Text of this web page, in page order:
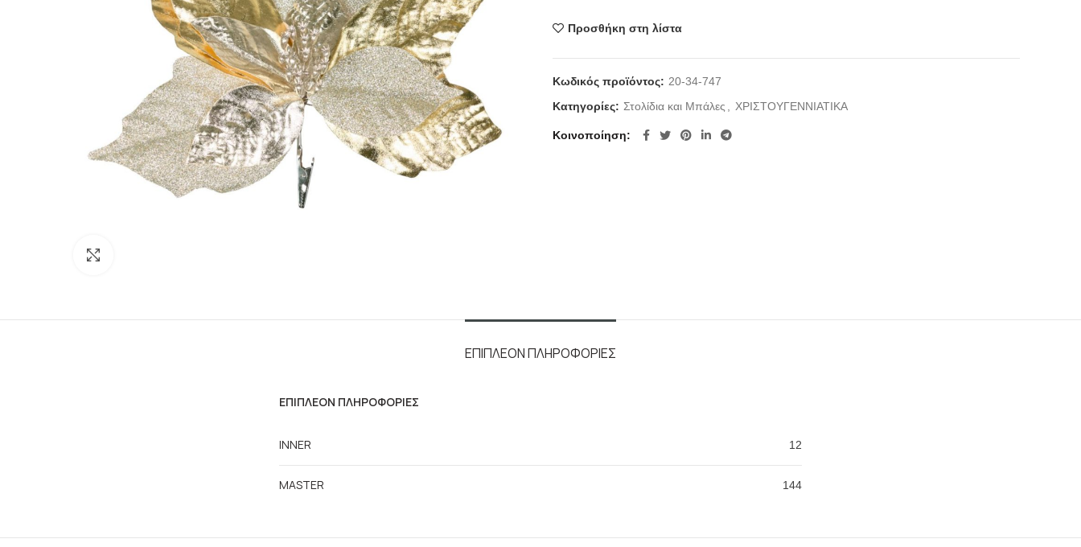
Προσθήκη στη λίστα
Κωδικός προϊόντος: 20-34-747
Κατηγορίες: Στολίδια και Μπάλες ΧΡΙΣΤΟΥΓΕΝΝΙΑΤΙΚΑ
Κοινοποίηση
ΕΠΙΠΛΈΟΝ ΠΛΗΡΟΦΟΡΊΕΣ
ΕΠΙΠΛΈΟΝ ΠΛΗΡΟΦΟΡΊΕΣ
INNER 12
MASTER 144